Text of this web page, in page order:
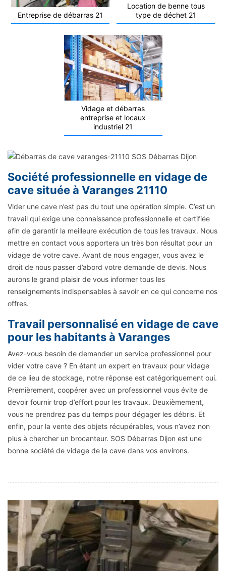
Entreprise de débarras 21
Location de benne tous
type de déchet 21
Vidage et débarras
entreprise et locaux
industriel 21
Société professionnelle en vidage de
cave située à Varanges 21110
Vider une cave n’est pas du tout une opération simple. C’est un
travail qui exige une connaissance professionnelle et certifiée
afin de garantir la meilleure exécution de tous les travaux. Nous
mettre en contact vous apportera un très bon résultat pour un
vidage de votre cave. Avant de nous engager, vous avez le
droit de nous passer d’abord votre demande de devis. Nous
aurons le grand plaisir de vous informer tous les
renseignements indispensables à savoir en ce qui concerne nos
offres.
Travail personnalisé en vidage de cave
pour les habitants à Varanges
Avez-vous besoin de demander un service professionnel pour
vider votre cave ? En étant un expert en travaux pour vidage
de ce lieu de stockage, notre réponse est catégoriquement oui.
Premièrement, coopérer avec un professionnel vous évite de
devoir fournir trop d’effort pour les travaux. Deuxièmement,
vous ne prendrez pas du temps pour dégager les débris. Et
enfin, pour la vente des objets récupérables, vous n’avez non
plus à chercher un brocanteur. SOS Débarras Dijon est une
bonne société de vidage de la cave dans vos environs.